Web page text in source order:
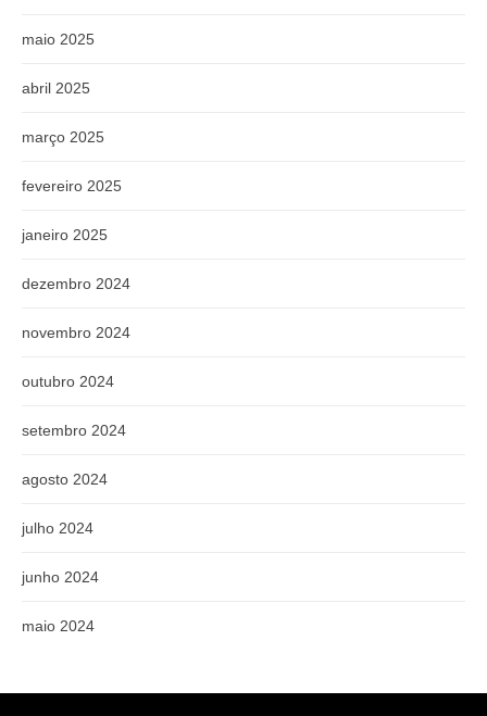
maio 2025
abril 2025
março 2025
fevereiro 2025
janeiro 2025
dezembro 2024
novembro 2024
outubro 2024
setembro 2024
agosto 2024
julho 2024
junho 2024
maio 2024